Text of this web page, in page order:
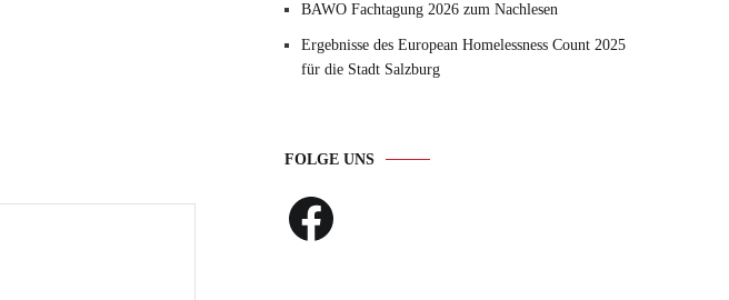
BAWO Fachtagung 2026 zum Nachlesen
Ergebnisse des European Homelessness Count 2025
für die Stadt Salzburg
FOLGE UNS
Facebook